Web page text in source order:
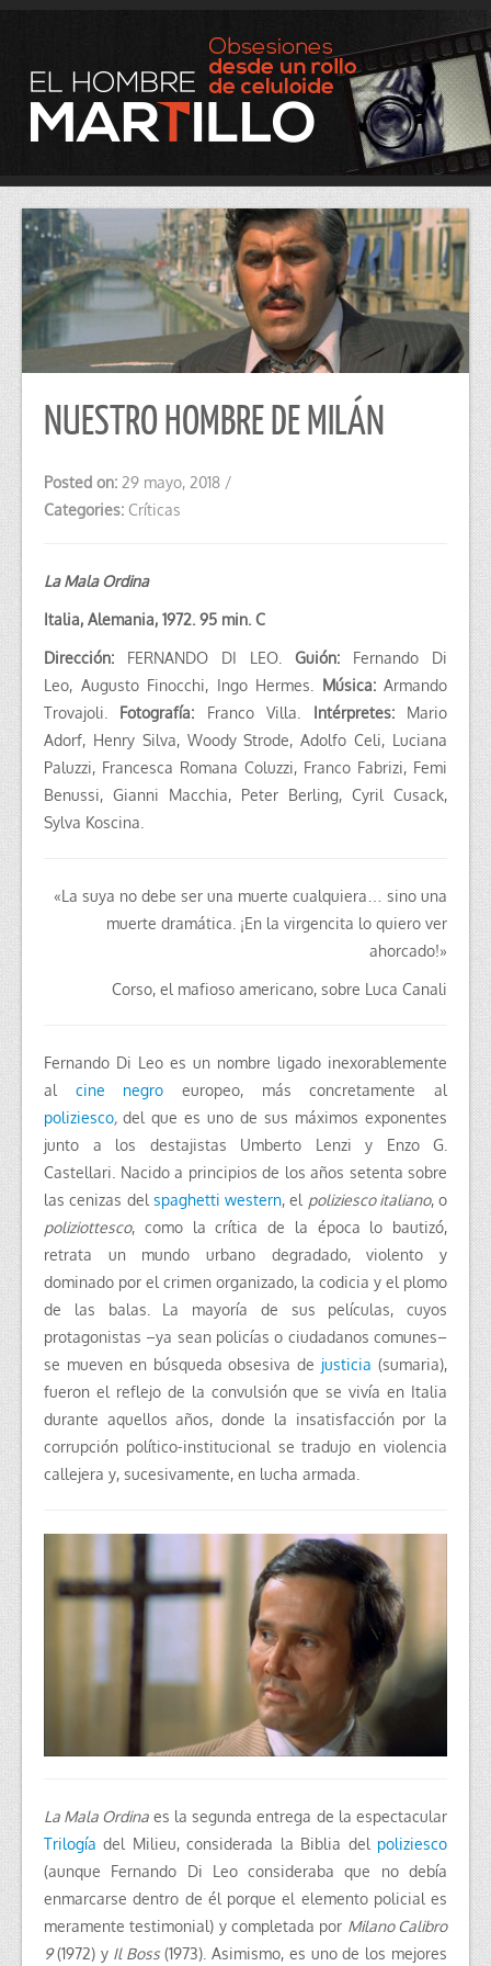
NUESTRO HOMBRE DE MILÁN
Posted on: 29 mayo, 2018 /
Categories: Críticas
La Mala Ordina
Italia, Alemania, 1972. 95 min. C
Dirección: FERNANDO DI LEO. Guión:
Fernando Di
Leo, Augusto Finocchi, Ingo Hermes Música:Armando
Trovajoli. Fotografía: Franco Villa. Intérpretes:Mario
Adorf, Henry Silva, Woody Strode, Adolfo Celi, Luciana
Paluzzi, Francesca Romana Coluzzi, Franco Fabrizi, Femi
Benussi, Gianni Macchia, Peter Berling, Cyril Cusack,
Sylva Koscina.
«La suya no debe ser una muerte cualquiera… sino una
muerte dramática. ¡En la virgencita lo quiero ver
ahorcado!»
Corso, el mafioso americano, sobre Luca Canali
Fernando Di Leo es un nombre ligado inexorablemente
al cine negro europeo, más concretamente al
poliziesco, del que es uno de sus máximos exponentes
junto a los destajistas Umberto Lenzi y Enzo G.
Castellari. Nacido a principios de los años setenta sobre
las cenizas del spaghetti western, el poliziesco italiano, o
poliziottesco, como la crítica de la época lo bautizó,
retrata un mundo urbano degradado, violento y
dominado por el crimen organizado, la codicia y el plomo
de las balas. La mayoría de sus películas, cuyos
protagonistas –ya sean policías o ciudadanos comunes–
se mueven en búsqueda obsesiva de justicia (sumaria),
fueron el reflejo de la convulsión que se vivía en Italia
durante aquellos años, donde la insatisfacción por la
corrupción político-institucional se tradujo en violencia
callejera y, sucesivamente, en lucha armada.
La Mala Ordina es la segunda entrega de la espectacular
Trilogía del Milieu, considerada la Biblia del poliziesco
(aunque Fernando Di Leo consideraba que no debía
enmarcarse dentro de él porque el elemento policial es
meramente testimonial) y completada por Milano Calibro
9(1972) y Il Boss(1973). Asimismo, es uno de los mejores